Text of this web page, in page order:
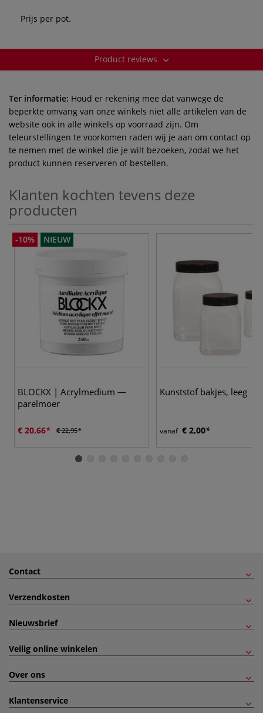
Prijs per pot.
Product reviews
Ter informatie: Houd er rekening mee dat vanwege de
beperkte omvang van onze winkels niet alle artikelen van de
website ook in alle winkels op voorraad zijn. Om
teleurstellingen te voorkomen raden wij je aan om contact op
te nemen met de winkel die je wilt bezoeken, zodat we het
product kunnen reserveren of bestellen.
Klanten kochten tevens deze
producten
-10% NIEUW
BLOCKX | Acrylmedium —
parelmoer
€ 20,66 € 22,95
Kunststof bakjes, leeg
vanaf € 2,00
Contact
Verzendkosten
Nieuwsbrief
Veilig online winkelen
Over ons
Klantenservice